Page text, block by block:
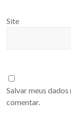
Site
Salvar meus
comentar.